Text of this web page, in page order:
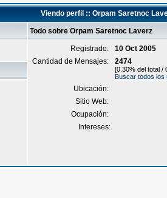
Viendo perfil :: Orpam Saretnoc
Todo sobre Orpam Saretnoc Laverz
Registrado:
10 Oct 2005
Cantidad de Mensajes:
2474
[0.30% del total /
Buscar todos los
Ubicación:
Sitio Web:
Ocupación:
Intereses: